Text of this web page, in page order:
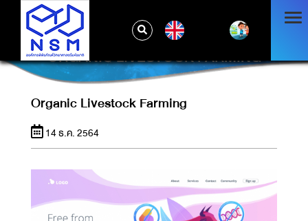
ORGANIC LIVESTOCK FARMING
Organic Livestock Farming
14 ธ.ค. 2564